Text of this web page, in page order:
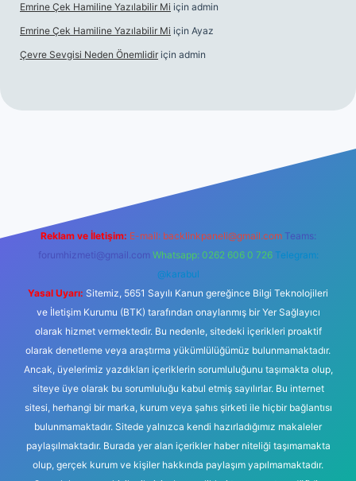
Emrine Çek Hamiline Yazılabilir Mi için admin
Emrine Çek Hamiline Yazılabilir Mi için Ayaz
Çevre Sevgisi Neden Önemlidir için admin
Reklam ve İletişim: E-mail: backlinkpaneli@gmail.com Teams:
forumhizmeti@gmail.com Whatsapp: 0262 606 0 726 Telegram:
@karabul
Yasal Uyarı: Sitemiz, 5651 Sayılı Kanun gereğince Bilgi Teknolojileri
ve İletişim Kurumu (BTK) tarafından onaylanmış bir Yer Sağlayıcı
olarak hizmet vermektedir. Bu nedenle, sitedeki içerikleri proaktif
olarak denetleme veya araştırma yükümlülüğümüz bulunmamaktadır.
Ancak, üyelerimiz yazdıkları içeriklerin sorumluluğunu taşımakta olup,
siteye üye olarak bu sorumluluğu kabul etmiş sayılırlar. Bu internet
sitesi, herhangi bir marka, kurum veya şahıs şirketi ile hiçbir bağlantısı
bulunmamaktadır. Sitede yalnızca kendi hazırladığımız makaleler
paylaşılmaktadır. Burada yer alan içerikler haber niteliği taşımamakta
olup, gerçek kurum ve kişiler hakkında paylaşım yapılmamaktadır.